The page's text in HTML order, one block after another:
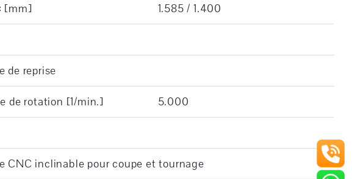
[mm] 1.585 / 1.400
de reprise
de rotation [1/min.] 5.000
CNC inclinable pour coupe et tournage